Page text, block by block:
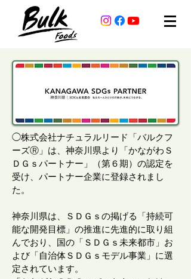
​◯株式会社ナチュラルリード「バルクフ
ーズⓇ」は、神奈川県より「かながわＳ
ＤＧｓパートナー」（第６期）の認定を
受け、パートナー企業に登録されまし
た。
​神奈川県は、ＳＤＧｓの掲げる「持続可
能な開発目標」の推進に先進的に取り組
んでおり、国の「ＳＤＧｓ未来都市」お
よび「自治体ＳＤＧｓモデル事業」に選
定されています。